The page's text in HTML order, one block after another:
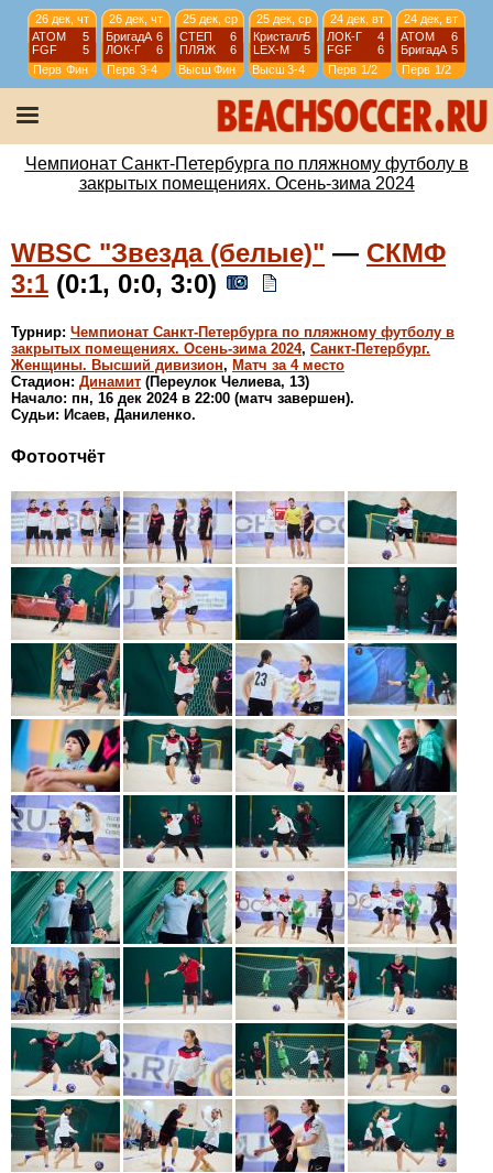
26 дек, чт
АТОМ
5
FGF
5
Перв Фин
26 дек, чт
БригадА 6
ЛОК-Г
6
Перв 3-4
25 дек, ср
СТЕП
6
ПЛЯЖ
6
Высш Фин
25 дек, ср
Кристалл5
LEX-М
5
Высш 3-4
24 дек, вт
ЛОК-Г
4
FGF
6
Перв 1/2
24 дек, вт
АТОМ
6
БригадА 5
Перв 1/2
23 дек, пн
2
БригадА 5
20 дек, пт
WKRIS
2
СПбW
1
20 дек, пт
WЛОКО
4
ЗВМ
5
Чемпионат Санкт-Петербурга по пляжному футболу в
закрытых помещениях. Осень-зима 2024
WBSC "Звезда (белые)" — СКМФ
3:1 (0:1, 0:0, 3:0)
Турнир: Чемпионат Санкт-Петербурга по пляжному футболу в
закрытых помещениях. Осень-зима 2024, Санкт-Петербург.
Женщины. Высший дивизион, Матч за 4 место
Стадион: Динамит (Переулок Челиева, 13)
Начало: пн, 16 дек 2024 в 22:00 (матч завершен).
Судьи: Исаев, Даниленко.
Фотоотчёт